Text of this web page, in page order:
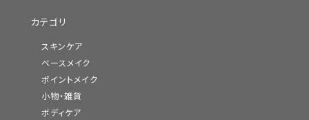
カテゴリ
スキンケア
ベースメイク
ポイントメイク
小物・雑貨
ボディケア